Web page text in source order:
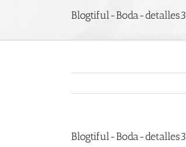
Blogtiful-Boda-detalles3
Blogtiful-Boda-detalles3